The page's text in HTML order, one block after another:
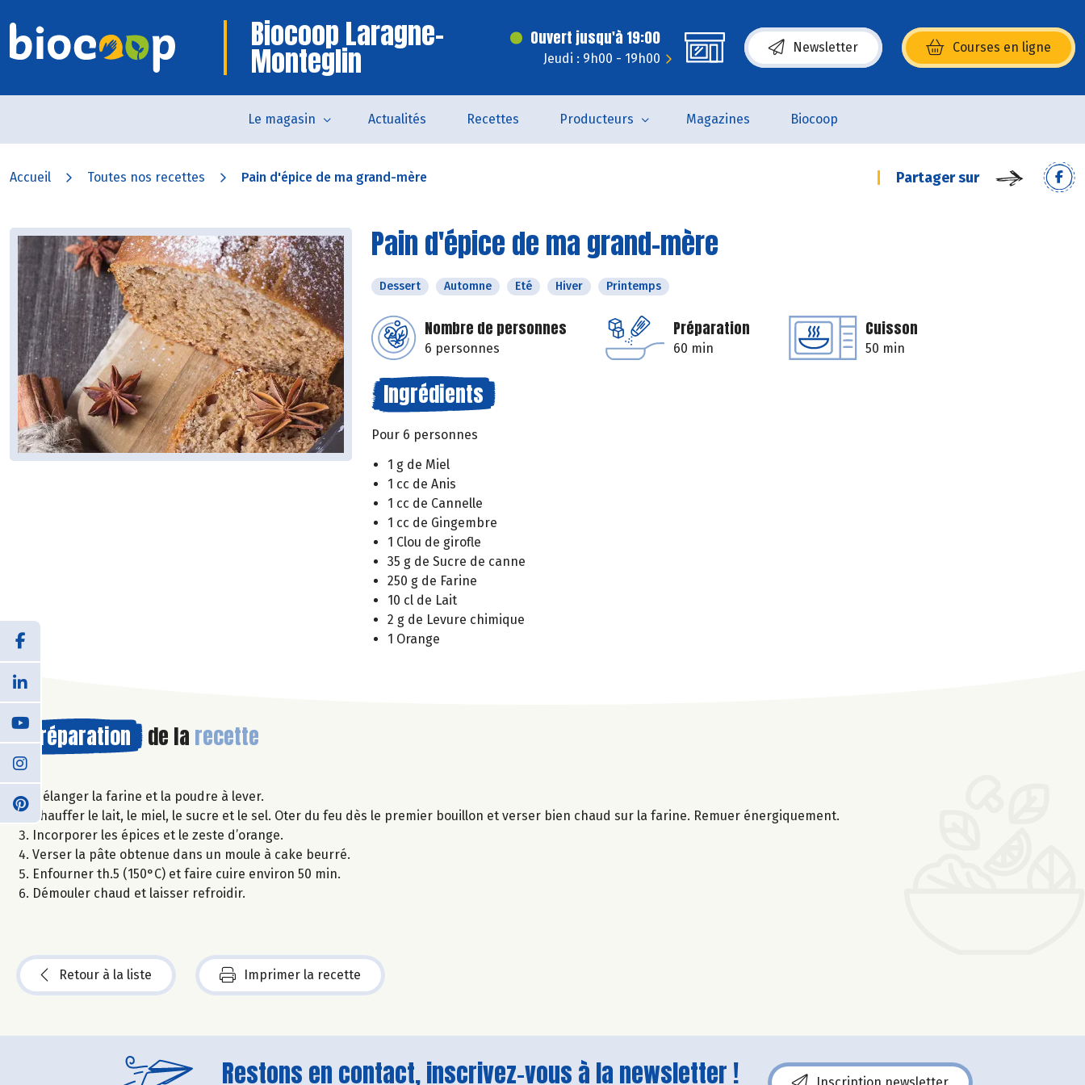
Biocoop Laragne-
Monteglin
Ouvert jusqu'à 19:00
Jeudi : 9h00 - 19h00
Newsletter Courses en ligne
(s’ouvre dans une nouvelle fenêtre)
Le magasin Actualités Recettes Producteurs Magazines Biocoop
Accueil Toutes nos recettes Pain d'épice de ma grand-mère Partager sur
Pain d'épice de ma grand-mère
Dessert Automne Eté Hiver Printemps
Nombre de personnes
6 personnes
Préparation
60 min
Cuisson
50 min
Ingrédients
Pour 6 personnes
1 g de Miel
1 cc de Anis
1 cc de Cannelle
1 cc de Gingembre
1 Clou de girofle
35 g de Sucre de canne
250 g de Farine
10 cl de Lait
2 g de Levure chimique
1 Orange
Préparation de la recette
Mélanger la farine et la poudre à lever.
Chauffer le lait, le miel, le sucre et le sel. Oter du feu dès le premier bouillon et verser bien chaud sur la farine. Remuer énergiquement.
Incorporer les épices et le zeste d’orange.
Verser la pâte obtenue dans un moule à cake beurré.
Enfourner th.5 (150°C) et faire cuire environ 50 min.
Démouler chaud et laisser refroidir.
Retour à la liste Imprimer la recette
Restons en contact, inscrivez-vous à la newsletter !